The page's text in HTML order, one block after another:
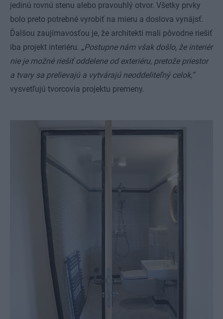
jedinú rovnú stenu alebo pravouhlý otvor. Všetky prvky
bolo preto potrebné vyrobiť na mieru a doslova vynájsť.
Ďalšou zaujímavosťou je, že architekti mali pôvodne riešiť
iba projekt interiéru. „Postupne nám však došlo, že interiér
nie je možné riešiť oddelene od exteriéru, pretože priestor
a tvary sa prelievajú a vytvárajú neoddeliteľný celok,“
vysvetľujú tvorcovia projektu premeny.